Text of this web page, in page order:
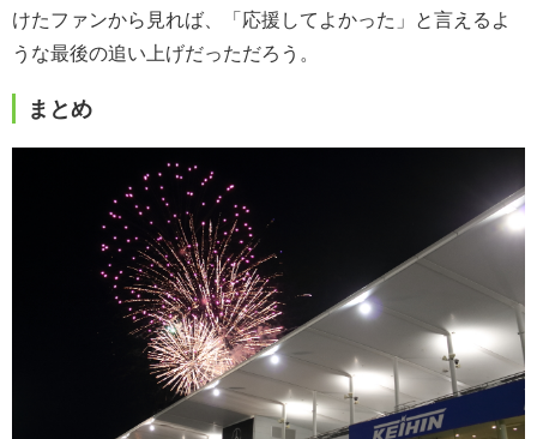
けたファンから見れば、「応援してよかった」と言えるよ
うな最後の追い上げだっただろう。
まとめ